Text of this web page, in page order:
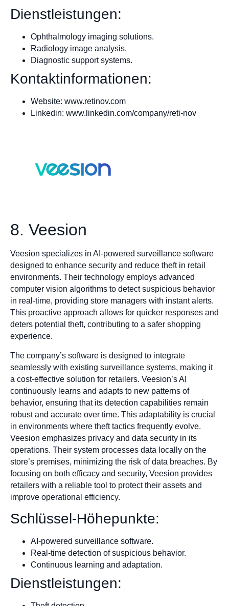
Dienstleistungen:
Ophthalmology imaging solutions.
Radiology image analysis.
Diagnostic support systems.
Kontaktinformationen:
Website: www.retinov.com
Linkedin: www.linkedin.com/company/reti-nov
8. Veesion
Veesion specializes in AI-powered surveillance software
designed to enhance security and reduce theft in retail
environments. Their technology employs advanced
computer vision algorithms to detect suspicious behavior
in real-time, providing store managers with instant alerts.
This proactive approach allows for quicker responses and
deters potential theft, contributing to a safer shopping
experience.
The company’s software is designed to integrate
seamlessly with existing surveillance systems, making it
a cost-effective solution for retailers. Veesion’s AI
continuously learns and adapts to new patterns of
behavior, ensuring that its detection capabilities remain
robust and accurate over time. This adaptability is crucial
in environments where theft tactics frequently evolve.
Veesion emphasizes privacy and data security in its
operations. Their system processes data locally on the
store’s premises, minimizing the risk of data breaches. By
focusing on both efficacy and security, Veesion provides
retailers with a reliable tool to protect their assets and
improve operational efficiency.
Schlüssel-Höhepunkte:
AI-powered surveillance software.
Real-time detection of suspicious behavior.
Continuous learning and adaptation.
Dienstleistungen: